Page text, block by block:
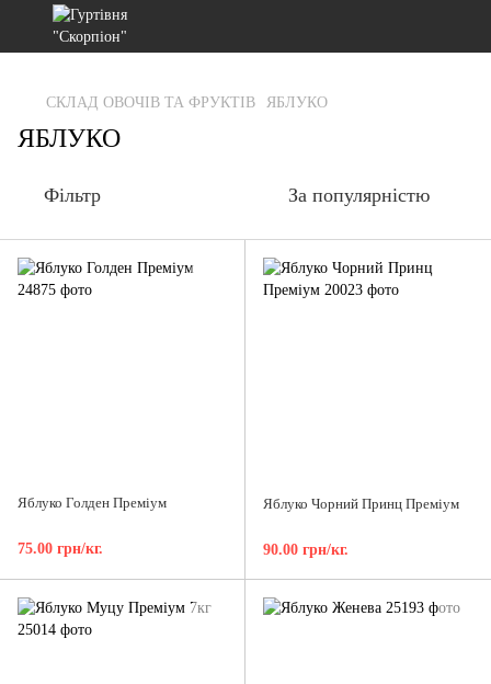
gtag('js', new Date()); gtag('config', 'G-RFXCKGNRF7');
СКЛАД ОВОЧІВ ТА ФРУКТІВ ЯБЛУКО
ЯБЛУКО
Фільтр За популярністю
Яблуко Голден Преміум
75.00 грн/кг.
Яблуко Чорний Принц Преміум
90.00 грн/кг.